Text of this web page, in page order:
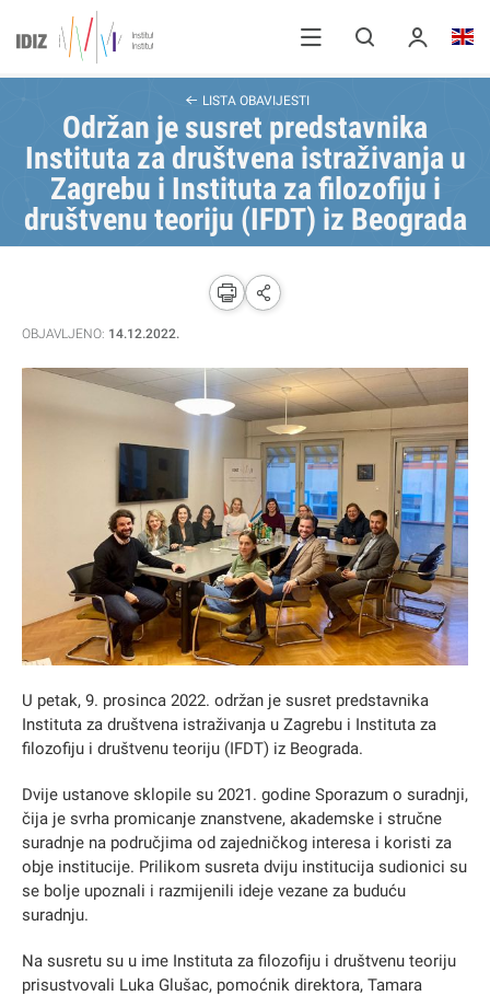
LISTA OBAVIJESTI
Održan je susret predstavnika
Instituta za društvena istraživanja u
Zagrebu i Instituta za filozofiju i
društvenu teoriju (IFDT) iz Beograda
OBJAVLJENO: 14.12.2022.
U petak, 9. prosinca 2022. održan je susret predstavnika
Instituta za društvena istraživanja u Zagrebu i Instituta za
filozofiju i društvenu teoriju (IFDT) iz Beograda.
Dvije ustanove sklopile su 2021. godine Sporazum o suradnji,
čija je svrha promicanje znanstvene, akademske i stručne
suradnje na područjima od zajedničkog interesa i koristi za
obje institucije. Prilikom susreta dviju institucija sudionici su
se bolje upoznali i razmijenili ideje vezane za buduću
suradnju.
Na susretu su u ime Instituta za filozofiju i društvenu teoriju
prisustvovali Luka Glušac, pomoćnik direktora, Tamara